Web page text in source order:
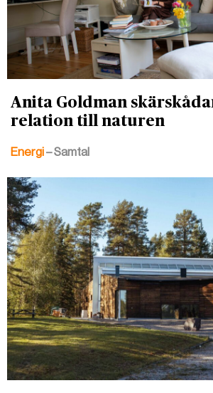
Anita Goldman
relation till naturen
Energi– Samtal